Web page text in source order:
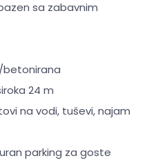
sa zabavnim
24 m
na vodi, tuševi, najam
parking za goste